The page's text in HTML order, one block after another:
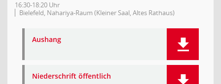
16:30-18:20 Uhr
Bielefeld, Nahariya-Raum (Kleiner Saal, Altes Rathaus)
Aushang
Niederschrift öffentlich